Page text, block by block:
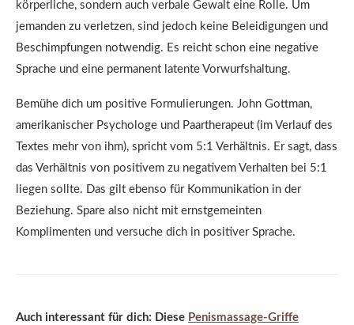
körperliche, sondern auch verbale Gewalt eine Rolle. Um
jemanden zu verletzen, sind jedoch keine Beleidigungen und
Beschimpfungen notwendig. Es reicht schon eine negative
Sprache und eine permanent latente Vorwurfshaltung.
Bemühe dich um positive Formulierungen. John Gottman,
amerikanischer Psychologe und Paartherapeut (im Verlauf des
Textes mehr von ihm), spricht vom 5:1 Verhältnis. Er sagt, dass
das Verhältnis von positivem zu negativem Verhalten bei 5:1
liegen sollte. Das gilt ebenso für Kommunikation in der
Beziehung. Spare also nicht mit ernstgemeinten
Komplimenten und versuche dich in positiver Sprache.
Auch interessant für dich: Diese Penismassage-Griffe